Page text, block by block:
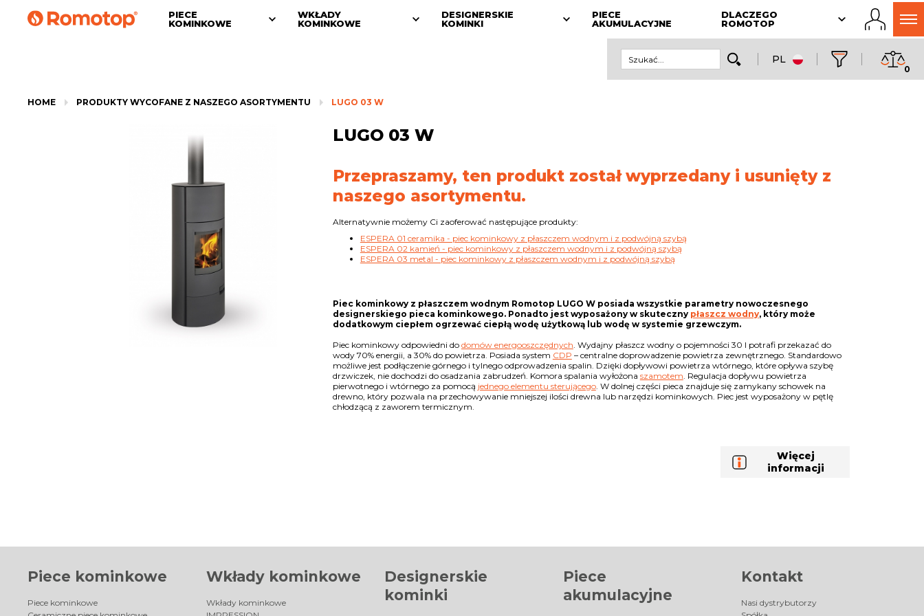
PIECE
KOMINKOWE
WKŁADY
KOMINKOWE
DESIGNERSKIE
KOMINKI
PIECE
AKUMULACYJNE
DLACZEGO
ROMOTOP
PL
0
HOME PRODUKTY WYCOFANE Z NASZEGO ASORTYMENTU LUGO 03 W
LUGO 03 W
Przepraszamy, ten produkt został wyprzedany i usunięty z
naszego asortymentu.
Alternatywnie możemy Ci zaoferować następujące produkty:
ESPERA 01 ceramika - piec kominkowy z płaszczem wodnym i z podwójną szybą
ESPERA 02 kamień - piec kominkowy z płaszczem wodnym i z podwójną szybą
ESPERA 03 metal - piec kominkowy z płaszczem wodnym i z podwójną szybą
Piec kominkowy z płaszczem wodnym Romotop LUGO W posiada wszystkie parametry nowoczesnego
designerskiego pieca kominkowego. Ponadto jest wyposażony w skuteczny płaszcz wodny, który może
dodatkowym ciepłem ogrzewać ciepłą wodę użytkową lub wodę w systemie grzewczym.
Piec kominkowy odpowiedni do domów energooszczędnych. Wydajny płaszcz wodny o pojemności 30 l potrafi przekazać do
wody 70% energii, a 30% do powietrza. Posiada system CDP – centralne doprowadzenie powietrza zewnętrznego. Standardowo
możliwe jest podłączenie górnego i tylnego odprowadzenia spalin. Dzięki dopływowi powietrza wtórnego, które opływa szybę
drzwiczek, nie dochodzi do osadzania zabrudzeń. Komora spalania wyłożona szamotem. Regulacja dopływu powietrza
pierwotnego i wtórnego za pomocą jednego elementu sterującego. W dolnej części pieca znajduje się zamykany schowek na
drewno, który pozwala na przechowywanie mniejszej ilości drewna lub narzędzi kominkowych. Piec jest wyposażony w pętlę
chłodzącą z zaworem termicznym.
Więcej
informacji
Piece kominkowe
Piece kominkowe
Wkłady kominkowe
Wkłady kominkowe
Designerskie
kominki
Piece
akumulacyjne
Kontakt
Nasi dystrybutorzy